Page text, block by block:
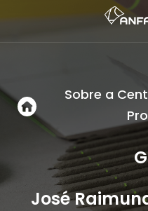
Sobre a
José